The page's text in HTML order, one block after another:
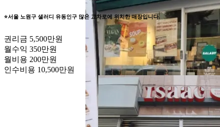
⭐서울 노원구 샐러디 유동인구 많은 교차로에 위치한 매장입니다.
권리금 5,500만원
월수익 350만원
월비용 200만원
인수비용 10,500만원